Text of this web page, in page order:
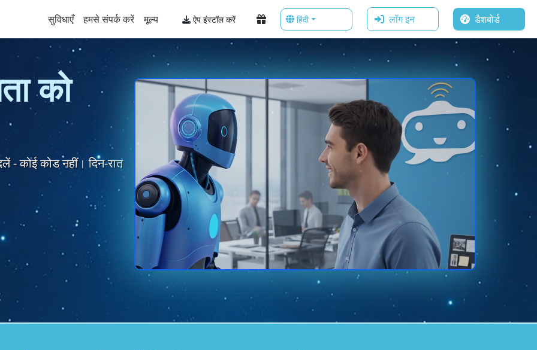
सुविधाएँ हमसे संपर्क करें मूल्य ऐप इंस्टॉल करें हिंदी लॉग इन डैशबोर्ड
को
- कोई कोड नहीं। दिन-रात